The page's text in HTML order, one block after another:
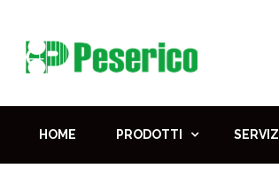
HOME PRODOTTI SERVIZI